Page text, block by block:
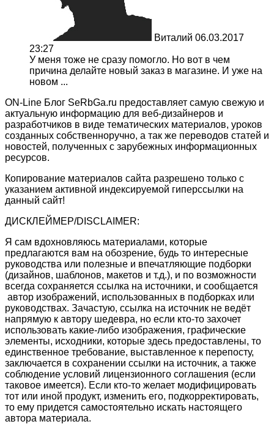
Виталий 06.03.2017
23:27
У меня тоже не сразу помогло. Но вот в чем
причина делайте новый заказ в магазине. И уже на
новом ...
ON-Line Блог SeRbGa.ru предоставляет самую свежую и
актуальную информацию для веб-дизайнеров и
разработчиков в виде тематических материалов, уроков
созданных собственноручно, а так же переводов статей и
новостей, полученных с зарубежных информационных
ресурсов.
Копирование материалов сайта разрешено только с
указанием активной индексируемой гиперссылки на
данный сайт!
ДИСКЛЕЙМЕР/DISCLAIMER:
Я сам вдохновляюсь материалами, которые
предлагаются вам на обозрение, будь то интересные
руководства или полезные и впечатляющие подборки
(дизайнов, шаблонов, макетов и т.д.), и по возможности
всегда сохраняется ссылка на источники, и сообщается
автор изображений, использованных в подборках или
руководствах. Зачастую, ссылка на источник не ведёт
напрямую к автору шедевра, но если кто-то захочет
использовать какие-либо изображения, графические
элементы, исходники, которые здесь предоставлены, то
единственное требование, выставленное к перепосту,
заключается в сохранении ссылки на источник, а также
соблюдение условий лицензионного соглашения (если
таковое имеется). Если кто-то желает модифицировать
тот или иной продукт, изменить его, подкорректировать,
то ему придется самостоятельно искать настоящего
автора материала.